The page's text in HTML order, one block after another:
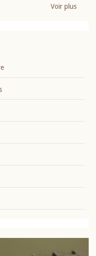
Voir plus